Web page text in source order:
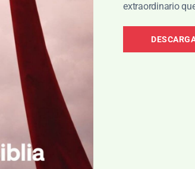
Free Church, en los suburbios de
Coalition. Es autor de varios libros, entre
extraordinario